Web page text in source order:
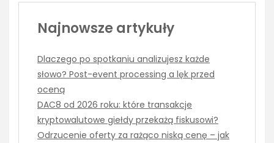
Najnowsze artykuły
Dlaczego po spotkaniu analizujesz każde
słowo? Post-event processing a lęk przed
oceną
DAC8 od 2026 roku: które transakcje
kryptowalutowe giełdy przekażą fiskusowi?
Odrzucenie oferty za rażąco niską cenę – jak